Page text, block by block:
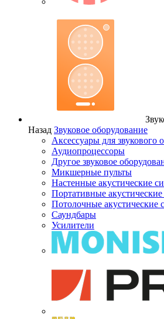
Назад Звуковое оборудование
Аксессуары для звукового
Аудиопроцессоры
Другое звуковое
Микшерные пульты
Настенные акустические
Портативные
Потолочные акустические
Саундбары
Усилители